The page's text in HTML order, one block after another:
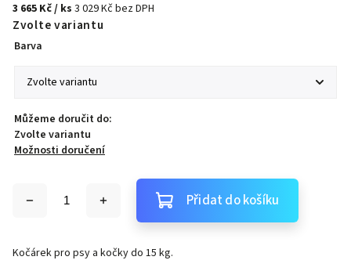
3 665 Kč/ ks 3 029 Kč bez DPH
Zvolte variantu
Barva
Můžeme doručit do:
Zvolte variantu
Možnosti doručení
Přidat do košíku
Kočárek pro psy a kočky do 15 kg.